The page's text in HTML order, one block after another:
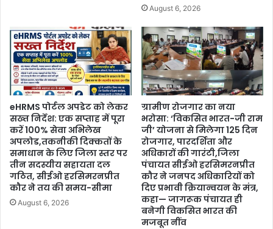
August 6, 2026
eHRMS पोर्टल अपडेट को लेकर
सख्त निर्देश: एक सप्ताह में पूरा
करें 100% सेवा अभिलेख
अपलोड,तकनीकी दिक्कतों के
समाधान के लिए जिला स्तर पर
तीन सदस्यीय सहायता दल
गठित, सीईओ हरसिमरनप्रीत
कौर ने तय की समय-सीमा
August 6, 2026
ग्रामीण रोजगार का नया
भरोसा: ‘विकसित भारत-जी राम
जी’ योजना से मिलेगा 125 दिन
रोजगार, पारदर्शिता और
अधिकारों की गारंटी,जिला
पंचायत सीईओ हरसिमरनप्रीत
कौर ने जनपद अधिकारियों को
दिए प्रभावी क्रियान्वयन के मंत्र,
कहा— जागरूक पंचायत ही
बनेगी विकसित भारत की
मजबूत नींव